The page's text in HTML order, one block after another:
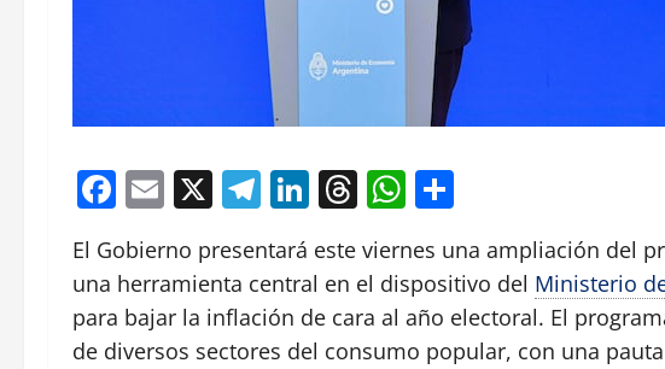
Facebook
Email
X Telegram
LinkedIn
Threads
WhatsApp
El Gobierno presentará este viernes una ampliación del
una herramienta central en el dispositivo del Ministerio
para bajar la inflación de cara al año electoral. El
de diversos sectores del consumo popular, con una